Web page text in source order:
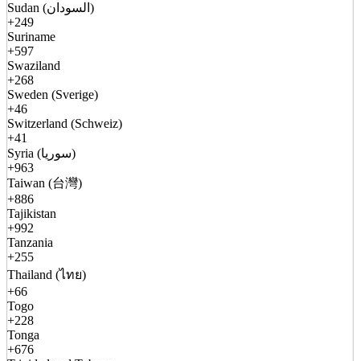
Sudan (السودان)
+249
Suriname
+597
Swaziland
+268
Sweden (Sverige)
+46
Switzerland (Schweiz)
+41
Syria (سوريا)
+963
Taiwan (台灣)
+886
Tajikistan
+992
Tanzania
+255
Thailand (ไทย)
+66
Togo
+228
Tonga
+676